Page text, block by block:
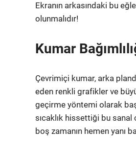
Ekranın arkasındaki bu
olunmalıdır!
Kumar
Çevrimiçi kumar, arka
eden renkli grafikler ve
geçirme yöntemi olarak
sıcaklık hissettiği bu
boş zamanın hemen yanı